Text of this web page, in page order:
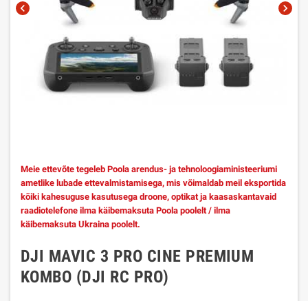
chevron_left chevron_right
Meie ettevõte tegeleb Poola arendus- ja tehnoloogiaministeeriumi
ametlike lubade ettevalmistamisega, mis võimaldab meil eksportida
kõiki kahesuguse kasutusega droone, optikat ja kaasaskantavaid
raadiotelefone ilma käibemaksuta Poola poolelt / ilma
käibemaksuta Ukraina poolelt.
DJI MAVIC 3 PRO CINE PREMIUM
KOMBO (DJI RC PRO)